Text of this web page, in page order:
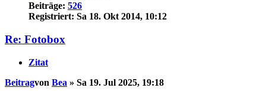
Beiträge: 526
Registriert: Sa 18. Okt 2014, 10:12
Re: Fotobox
Zitat
Beitragvon Bea » Sa 19. Jul 2025, 19:18